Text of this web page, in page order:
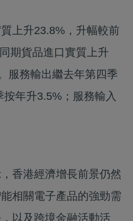
上升23.8%，升幅較前
期貨品進口實質上升
服務輸出繼去年第四季
年升3.5%；服務輸入
香港經濟增長前景仍然
相關電子產品的強勁需
以及跨境金融活動活